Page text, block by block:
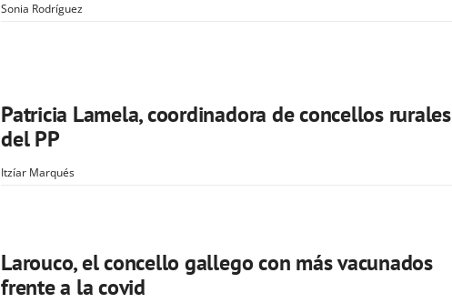
Sonia Rodríguez
Patricia Lamela, coordinadora de concellos rurales
del PP
Itzíar Marqués
Larouco, el concello gallego con más vacunados
frente a la covid